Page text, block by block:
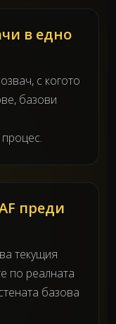
в едно
с когото
базови
преди
текущия
по реалната
базова